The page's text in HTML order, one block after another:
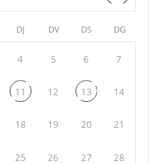
DJ DV DS DG
4 5 6 7
11 12 13 14
18 19 20 21
25 26 27 28